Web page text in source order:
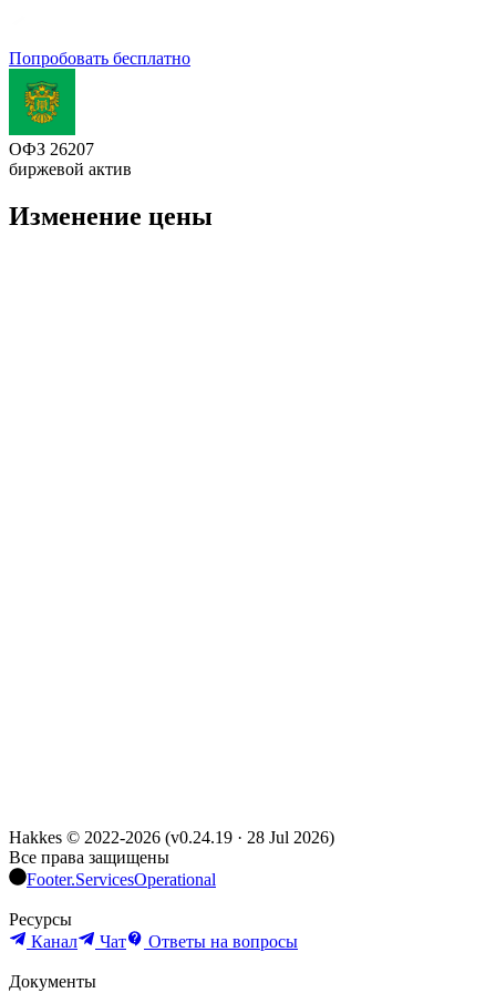
Попробовать бесплатно
ОФЗ 26207
биржевой актив
Изменение цены
Hakkes © 2022-2026 (v0.24.19 · 28 Jul 2026)
Все права защищены
Footer.ServicesOperational
Ресурсы
Канал
Чат Ответы на вопросы
Документы